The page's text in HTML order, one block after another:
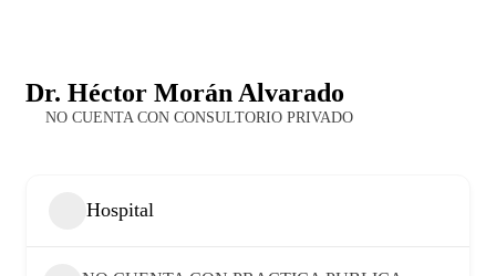
Dr. Héctor Morán Alvarado
NO CUENTA CON CONSULTORIO PRIVADO
Hospital